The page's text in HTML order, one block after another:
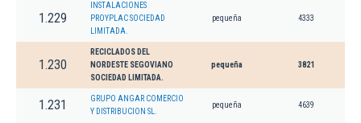
1.229
INSTALACIONES
PROYPLAC SOCIEDAD
LIMITADA.
pequeña 4333
1.230
RECICLADOS DEL
NORDESTE SEGOVIANO
SOCIEDAD LIMITADA.
pequeña 3821
1.231
GRUPO ANGAR COMERCIO
Y DISTRIBUCION SL.
pequeña 4639